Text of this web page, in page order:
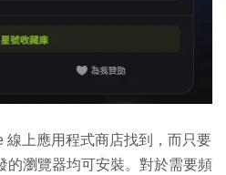
線上應用程式商店找到，而只要
的瀏覽器均可安裝。對於需要頻